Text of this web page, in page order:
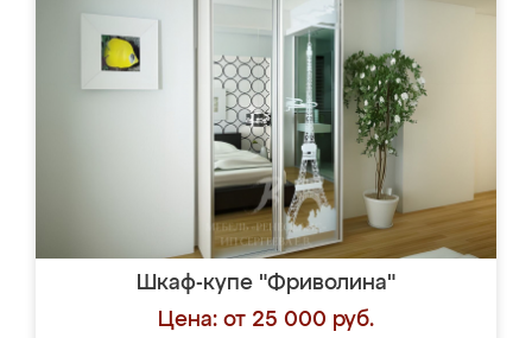
Шкаф-купе "Фриволина"
Цена: от 25 000 руб.